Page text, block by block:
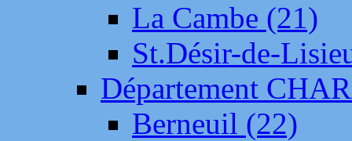
La Cambe (21)
St.Désir-de-
Département
Berneuil (22)